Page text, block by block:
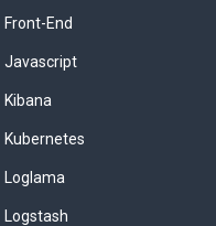
Front-End
Javascript
Kibana
Kubernetes
Loglama
Logstash